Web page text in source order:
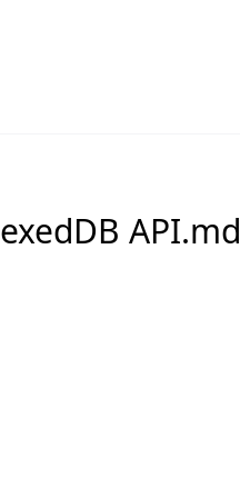
API.md